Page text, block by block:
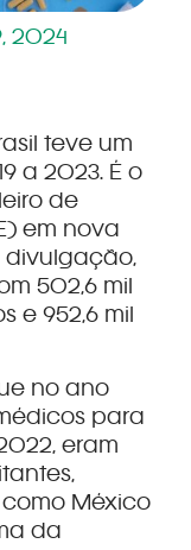
2024
teve um
a 2023. É o
de
em nova
divulgação,
502,6 mil
e 952,6 mil
no ano
para
eram
México
da